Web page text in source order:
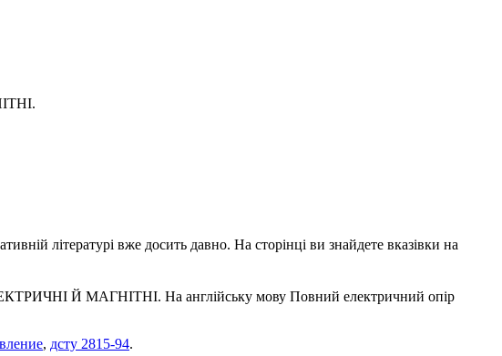
літературі вже досить давно. На сторінці ви знайдете вказівки на
Й МАГНІТНІ. На англійську мову Повний електричний опір
, дсту 2815-94.